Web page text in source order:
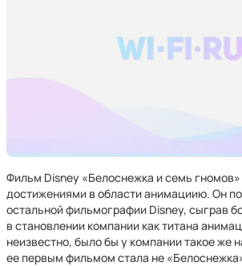
Фильм Disney «Белоснежка и семь гномов»
достижениями в области анимациию. Он
остальной фильмографии Disney, сыграв
в становлении компании как титана
неизвестно, было бы у компании такое же
ее первым фильмом стала не